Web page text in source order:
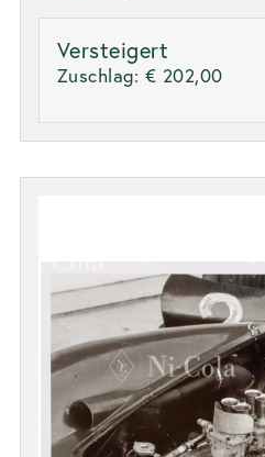
Versteigert
Zuschlag: € 202,00